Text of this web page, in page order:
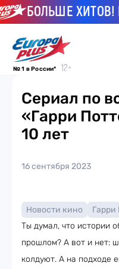
БОЛЬШЕ ХИТОВ!
№ 1 в России*
Cериал по
«Гарри
10 лет
16 сентября 2023
Новости кино Гарри
Ты думал, что истории
прошлом? А вот и нет:
колдуют. А на подходе